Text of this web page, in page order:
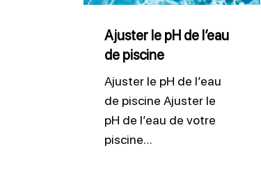
l’eau
piscine
Ajuster le pH de l’eau
de piscine
Ajuster le pH de l’eau
de piscine Ajuster le
pH de l’eau de votre
piscine…